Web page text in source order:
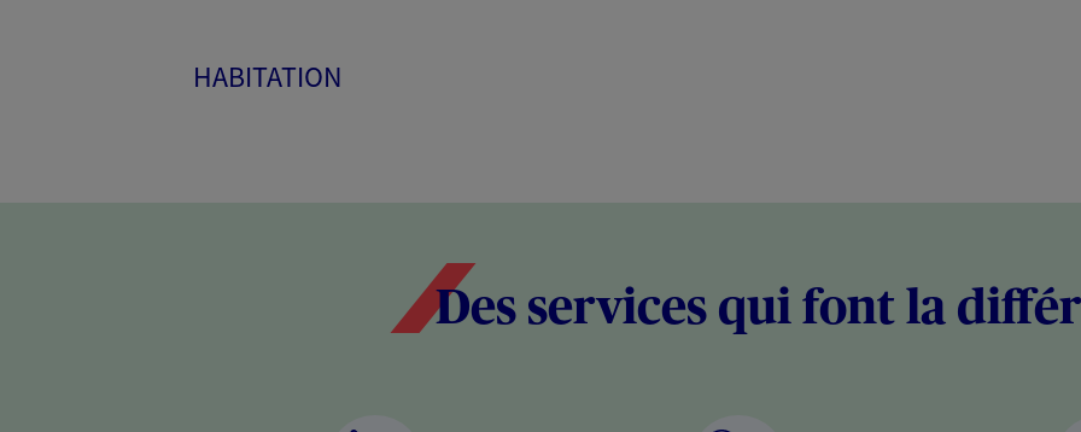
HABITATION
Des services qui font la